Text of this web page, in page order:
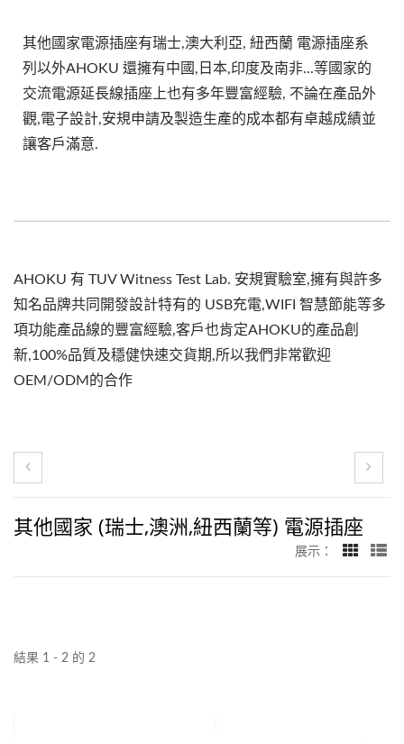
其他國家電源插座有瑞士,澳大利亞, 紐西蘭 電源插座系
列以外AHOKU 還擁有中國,日本,印度及南非...等國家的
交流電源延長線插座上也有多年豐富經驗, 不論在產品外
觀,電子設計,安規申請及製造生產的成本都有卓越成績並
讓客戶滿意.
AHOKU 有 TUV Witness Test Lab. 安規實驗室,擁有與許多
知名品牌共同開發設計特有的 USB充電,WIFI 智慧節能等多
項功能產品線的豐富經驗,客戶也肯定AHOKU的產品創
新,100%品質及穩健快速交貨期,所以我們非常歡迎
OEM/ODM的合作
其他國家 (瑞士,澳洲,紐西蘭等) 電源插座
展示：
結果 1 - 2 的 2